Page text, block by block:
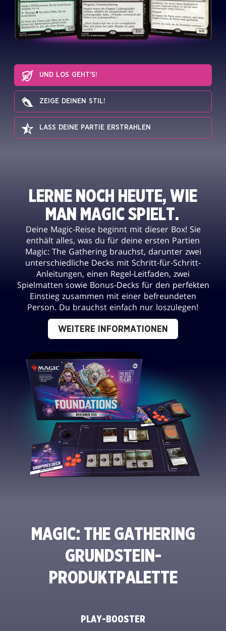
UND LOS GEHT’S!
ZEIGE DEINEN STIL!
LASS DEINE PARTIE ERSTRAHLEN
LERNE NOCH HEUTE, WIE
MAN MAGIC SPIELT.
Deine Magic-Reise beginnt mit dieser Box! Sie
enthält alles, was du für deine ersten Partien
Magic: The Gathering brauchst, darunter zwei
unterschiedliche Decks mit Schritt-für-Schritt-
Anleitungen, einen Regel-Leitfaden, zwei
Spielmatten sowie Bonus-Decks für den perfekten
Einstieg zusammen mit einer befreundeten
Person. Du brauchst einfach nur loszulegen!
WEITERE INFORMATIONEN
MAGIC: THE GATHERING
GRUNDSTEIN-
PRODUKTPALETTE
PLAY-BOOSTER